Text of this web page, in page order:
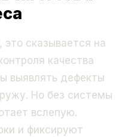
это сказывается на
качества
выявлять дефекты
Но без системы
вслепую.
и фиксируют